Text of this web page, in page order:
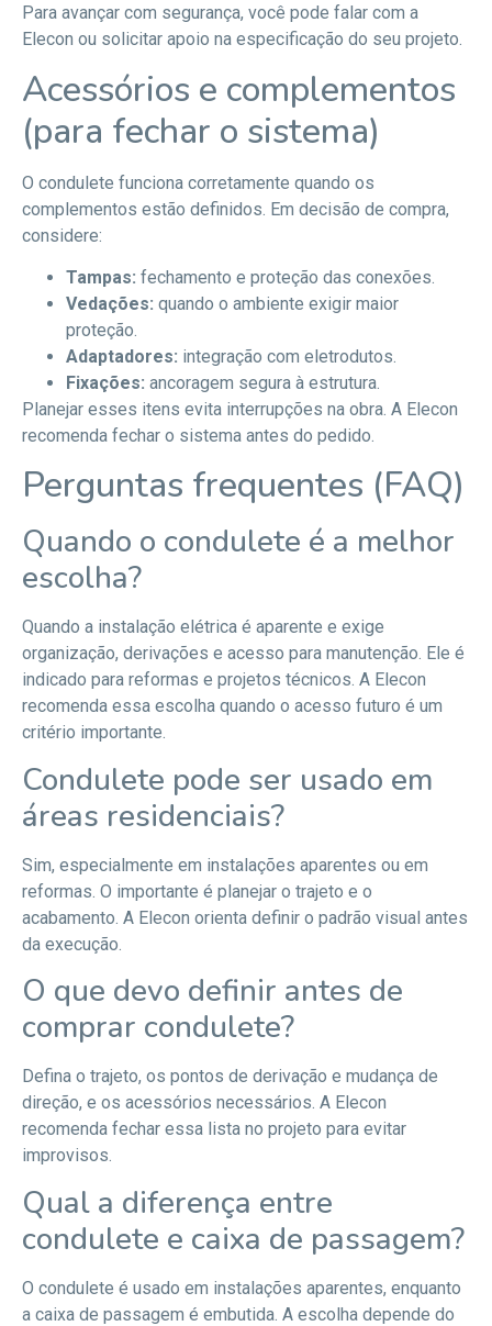
Para avançar com segurança, você pode falar com a
Elecon ou solicitar apoio na especificação do seu projeto.
Acessórios e complementos
(para fechar o sistema)
O condulete funciona corretamente quando os
complementos estão definidos. Em decisão de compra,
considere:
Tampas: fechamento e proteção das conexões.
Vedações: quando o ambiente exigir maior
proteção.
Adaptadores: integração com eletrodutos.
Fixações: ancoragem segura à estrutura.
Planejar esses itens evita interrupções na obra. A Elecon
recomenda fechar o sistema antes do pedido.
Perguntas frequentes (FAQ)
Quando o condulete é a melhor
escolha?
Quando a instalação elétrica é aparente e exige
organização, derivações e acesso para manutenção. Ele é
indicado para reformas e projetos técnicos. A Elecon
recomenda essa escolha quando o acesso futuro é um
critério importante.
Condulete pode ser usado em
áreas residenciais?
Sim, especialmente em instalações aparentes ou em
reformas. O importante é planejar o trajeto e o
acabamento. A Elecon orienta definir o padrão visual antes
da execução.
O que devo definir antes de
comprar condulete?
Defina o trajeto, os pontos de derivação e mudança de
direção, e os acessórios necessários. A Elecon
recomenda fechar essa lista no projeto para evitar
improvisos.
Qual a diferença entre
condulete e caixa de passagem?
O condulete é usado em instalações aparentes, enquanto
a caixa de passagem é embutida. A escolha depende do